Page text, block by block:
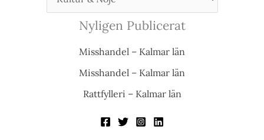
Nyligen Publicerat
Misshandel – Kalmar län
Misshandel – Kalmar län
Rattfylleri – Kalmar län